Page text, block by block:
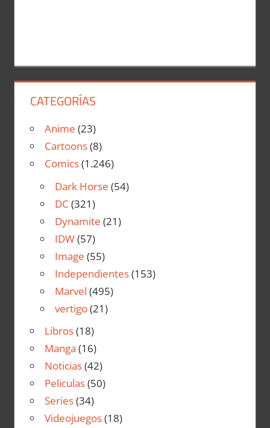
CATEGORÍAS
Anime (23)
Cartoons(8)
Comics(1.246)
Dark Horse (54)
DC (321)
Dynamite (21)
IDW(57)
Image (55)
Independientes(153)
Marvel (495)
vertigo(21)
Libros(18)
Manga (16)
Noticias(42)
Peliculas(50)
Series(34)
Videojuegos(18)